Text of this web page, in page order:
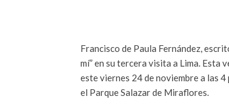
Francisco de Paula Fernández,
mí” en su tercera visita a Lima. Esta
este viernes 24 de noviembre a las 4
el Parque Salazar de Miraflores.